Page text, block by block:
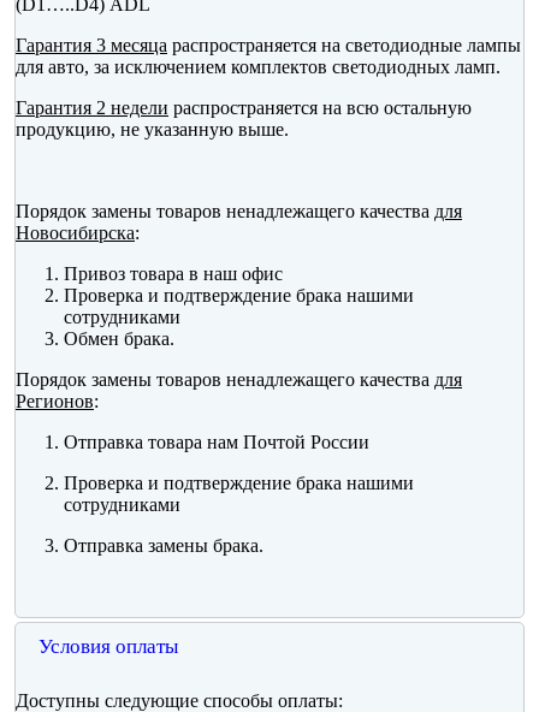
Гарантия 3 месяца распространяется на светодиодные лампы
для авто, за исключением комплектов светодиодных ламп.
Гарантия 2 недели распространяется на всю остальную
продукцию, не указанную выше.
Порядок замены товаров ненадлежащего качества для
Новосибирска:
Привоз товара в наш офис
Проверка и подтверждение брака нашими
сотрудниками
Обмен брака.
Порядок замены товаров ненадлежащего качества для
Регионов:
Отправка товара нам Почтой России
Проверка и подтверждение брака нашими
сотрудниками
Отправка замены брака.
Условия оплаты
Доступны следующие способы оплаты: